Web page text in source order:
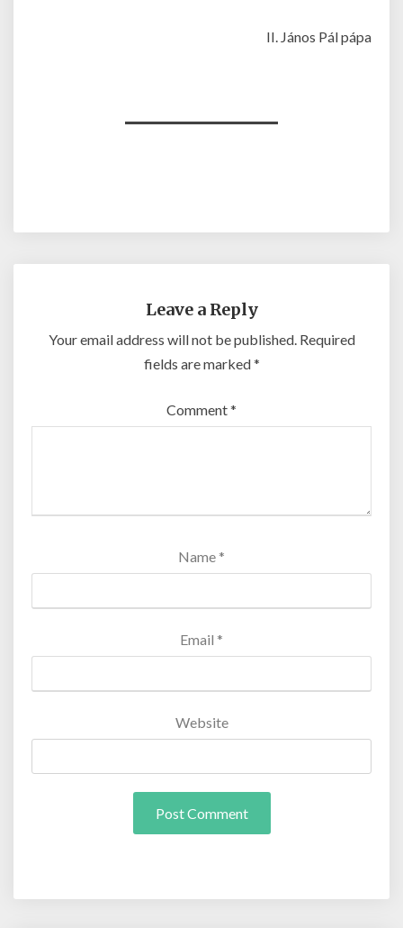
II. János Pál pápa
Leave a Reply
Your email address will not be published. Required
fields are marked*
Comment*
Name *
Email *
Website